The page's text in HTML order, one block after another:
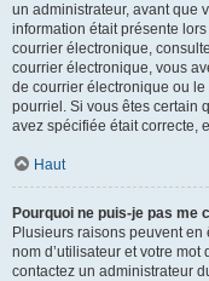
un administrateur, avant que
information était présente
courrier électronique,
courrier électronique, vous
de courrier électronique ou
pourriel. Si vous êtes certain
avez spécifiée était correcte,
Haut
Pourquoi ne puis-je pas me
Plusieurs raisons peuvent en
nom d’utilisateur et votre
contactez un administrateur